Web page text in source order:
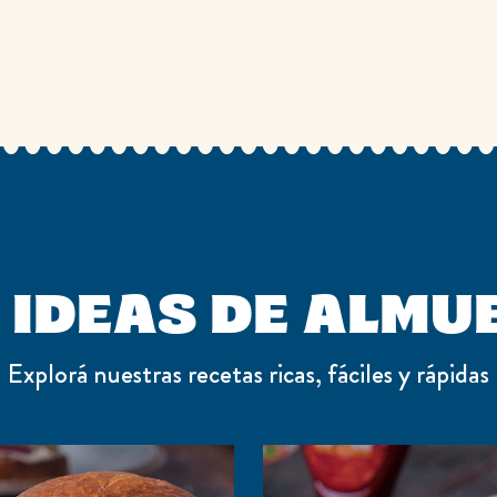
DE
Explorá nuestras recetas ricas, fáciles y rápidas